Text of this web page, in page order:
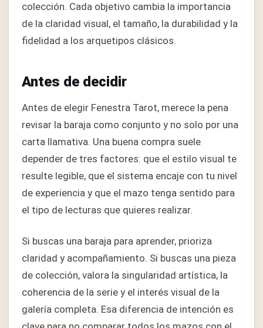
colección. Cada objetivo cambia la importancia
de la claridad visual, el tamaño, la durabilidad y la
fidelidad a los arquetipos clásicos.
Antes de decidir
Antes de elegir Fenestra Tarot, merece la pena
revisar la baraja como conjunto y no solo por una
carta llamativa. Una buena compra suele
depender de tres factores: que el estilo visual te
resulte legible, que el sistema encaje con tu nivel
de experiencia y que el mazo tenga sentido para
el tipo de lecturas que quieres realizar.
Si buscas una baraja para aprender, prioriza
claridad y acompañamiento. Si buscas una pieza
de colección, valora la singularidad artística, la
coherencia de la serie y el interés visual de la
galería completa. Esa diferencia de intención es